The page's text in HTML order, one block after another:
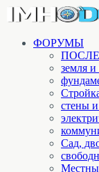
ФОРУМЫ
земля и
стены
Cад,